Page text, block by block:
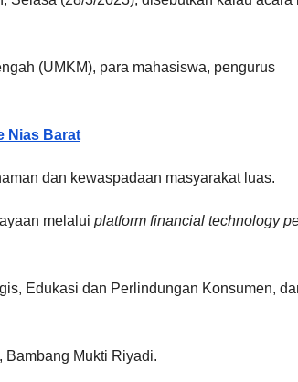
(UMKM), para mahasiswa, pengurus
Nias Barat
dan kewaspadaan masyarakat luas.
melalui platform financial technology
Edukasi dan Perlindungan Konsumen,
Bambang Mukti Riyadi.